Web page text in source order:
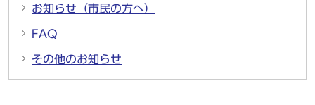
お知らせ（市民の方へ）
FAQ
その他のお知らせ